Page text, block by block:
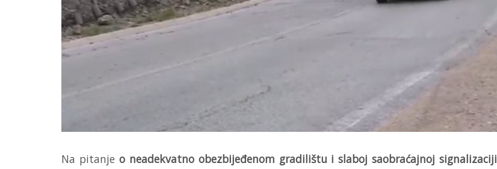
Na pitanje o neadekvatno obezbijeđenom gradilištu i slaboj saobraćajnoj signalizaciji